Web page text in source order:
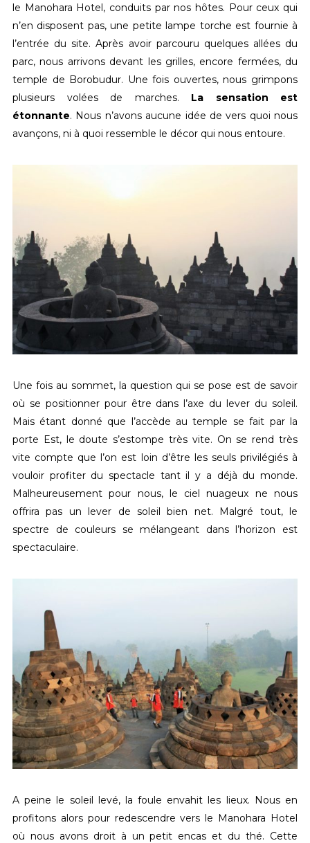
le Manohara Hotel, conduits par nos hôtes. Pour ceux qui
n’en disposent pas, une petite lampe torche est fournie à
l’entrée du site. Après avoir parcouru quelques allées du
parc, nous arrivons devant les grilles, encore fermées, du
temple de Borobudur. Une fois ouvertes, nous grimpons
plusieurs volées de marches. La sensation est
étonnante. Nous n’avons aucune idée de vers quoi nous
avançons, ni à quoi ressemble le décor qui nous entoure.
Une fois au sommet, la question qui se pose est de savoir
où se positionner pour être dans l’axe du lever du soleil.
Mais étant donné que l’accède au temple se fait par la
porte Est, le doute s’estompe très vite. On se rend très
vite compte que l’on est loin d’être les seuls privilégiés à
vouloir profiter du spectacle tant il y a déjà du monde.
Malheureusement pour nous, le ciel nuageux ne nous
offrira pas un lever de soleil bien net. Malgré tout, le
spectre de couleurs se mélangeant dans l’horizon est
spectaculaire.
A peine le soleil levé, la foule envahit les lieux. Nous en
profitons alors pour redescendre vers le Manohara Hotel
où nous avons droit à un petit encas et du thé. Cette